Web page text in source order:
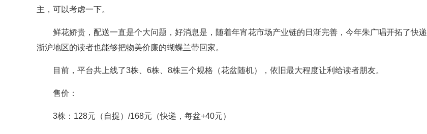
主，可以考虑一下。
鲜花娇贵，配送一直是个大问题，好消息是，随着年宵花市场产业链的日渐完善，今年朱广唱开拓了快
浙沪地区的读者也能够把物美价廉的蝴蝶兰带回家。
目前，平台共上线了3株、6株、8株三个规格（花盆随机），依旧最大程度让利给读者朋友。
售价：
3株：128元（自提）/168元（快递，每盆+40元）